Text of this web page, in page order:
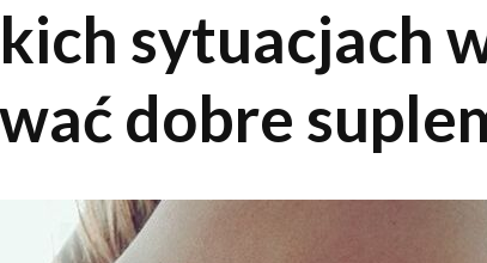
sytuacjach
dobre